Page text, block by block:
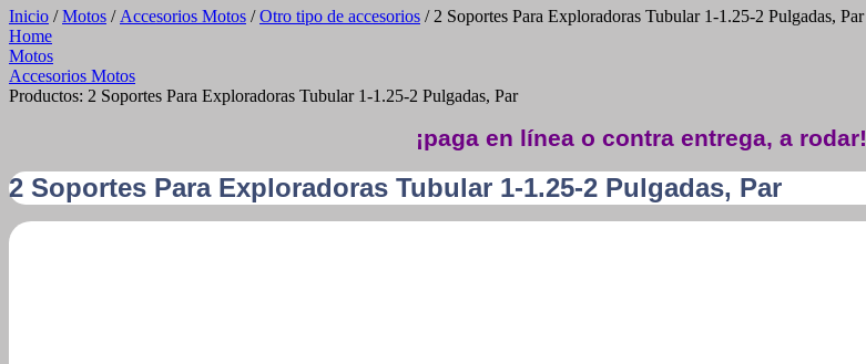
Inicio /Motos / Accesorios Motos /Otro tipo de accesorios / 2 Soportes Para Exploradoras Tubular 1-1.25-2 Pulgadas, Par
Home
Motos
Accesorios Motos
Productos: 2 Soportes Para Exploradoras Tubular 1-1.25-2 Pulgadas, Par
¡paga en línea o contra entrega, a rodar!
2 Soportes Para Exploradoras Tubular 1-1.25-2 Pulgadas, Par